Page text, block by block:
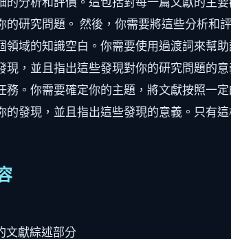
的研究問題。 然後，你需要將這些分析
領域的知識空白。你需要使用過渡詞來幫
現，並且指出這些發現對你的研究問題的
。你需要確定你的主題，將文獻按照一
發現，並且指出這些發現的意義。只有